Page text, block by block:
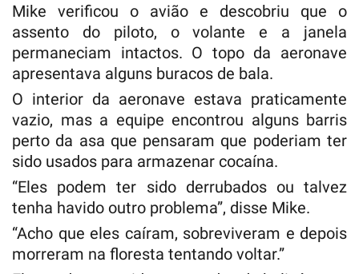
Mike verificou o avião e descobriu que o
assento do piloto, o volante e a janela
permaneciam intactos. O topo da aeronave
apresentava alguns buracos de bala.
O interior da aeronave estava praticamente
vazio, mas a equipe encontrou alguns barris
perto da asa que pensaram que poderiam ter
sido usados ​​para armazenar cocaína.
“Eles podem ter sido derrubados ou talvez
tenha havido outro problema”, disse Mike.
“Acho que eles caíram, sobreviveram e depois
morreram na floresta tentando voltar.”